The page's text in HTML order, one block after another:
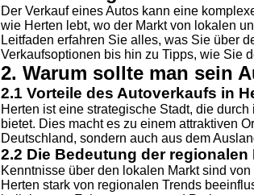
Der Verkauf eines Autos kann eine
wie Herten lebt, wo der Markt von lokalen
Leitfaden erfahren Sie alles, was Sie über
Verkaufsoptionen bis hin zu Tipps, wie Sie
2. Warum sollte man sein
2.1 Vorteile des Autoverkaufs in
Herten ist eine strategische Stadt, die
bietet. Dies macht es zu einem attraktiven
Deutschland, sondern auch aus dem
2.2 Die Bedeutung der
Kenntnisse über den lokalen Markt sind
Herten stark von regionalen Trends